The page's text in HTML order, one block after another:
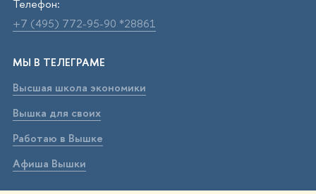
Телефон:
+7 (495) 772-95-90 *28861
МЫ В ТЕЛЕГРАМЕ
Высшая школа экономики
Вышка для своих
Работаю в Вышке
Афиша Вышки